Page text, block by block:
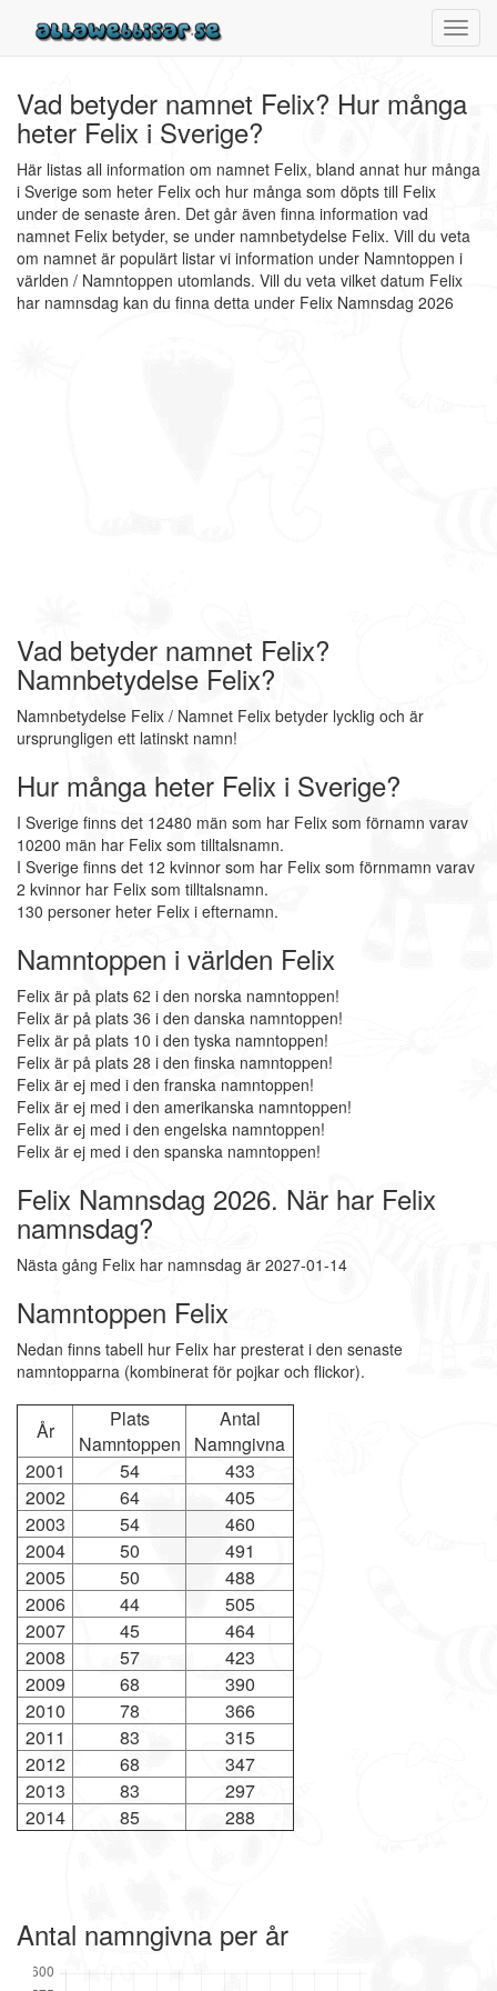
Vad betyder namnet Felix? Hur många
heter Felix i Sverige?
Här listas all information om namnet Felix, bland annat hur många
i Sverige som heter Felix och hur många som döpts till Felix
under de senaste åren. Det går även finna information vad
namnet Felix betyder, se under namnbetydelse Felix. Vill du veta
om namnet är populärt listar vi information under Namntoppen i
världen / Namntoppen utomlands. Vill du veta vilket datum Felix
har namnsdag kan du finna detta under Felix Namnsdag 2026
Vad betyder namnet Felix?
Namnbetydelse Felix?
Namnbetydelse Felix / Namnet Felix betyder lycklig och är
ursprungligen ett latinskt namn!
Hur många heter Felix i Sverige?
I Sverige finns det 12480 män som har Felix som förnamn varav
10200 män har Felix som tilltalsnamn.
I Sverige finns det 12 kvinnor som har Felix som förnmamn varav
2 kvinnor har Felix som tilltalsnamn.
130 personer heter Felix i efternamn.
Namntoppen i världen Felix
Felix är på plats 62 i den norska namntoppen!
Felix är på plats 36 i den danska namntoppen!
Felix är på plats 10 i den tyska namntoppen!
Felix är på plats 28 i den finska namntoppen!
Felix är ej med i den franska namntoppen!
Felix är ej med i den amerikanska namntoppen!
Felix är ej med i den engelska namntoppen!
Felix är ej med i den spanska namntoppen!
Felix Namnsdag 2026. När har Felix
namnsdag?
Nästa gång Felix har namnsdag är 2027-01-14
Namntoppen Felix
Nedan finns tabell hur Felix har presterat i den senaste
namntopparna (kombinerat för pojkar och flickor).
År
Plats
Namntoppen
Antal
Namngivna
2001
54
433
2002
64
405
2003
54
460
2004
50
491
2005
50
488
2006
44
505
2007
45
464
2008
57
423
2009
68
390
2010
78
366
2011
83
315
2012
68
347
2013
83
297
2014
85 288
Antal namngivna per år